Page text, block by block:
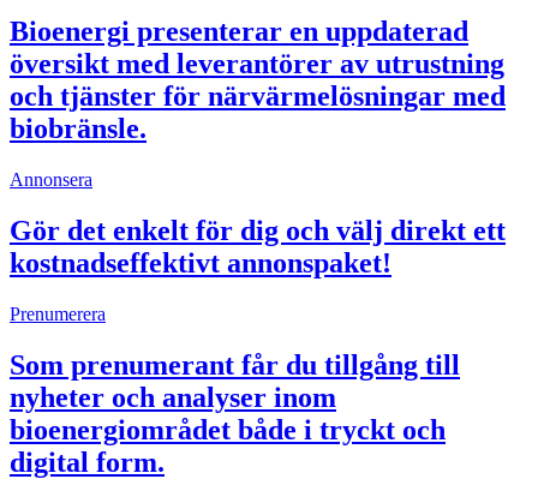
Bioenergi presenterar en uppdaterad
översikt med leverantörer av utrustning
och tjänster för närvärmelösningar med
biobränsle.
Annonsera
Gör det enkelt för dig och välj direkt ett
kostnadseffektivt annonspaket!
Prenumerera
Som prenumerant får du tillgång till
nyheter och analyser inom
bioenergiområdet både i tryckt och
digital form.